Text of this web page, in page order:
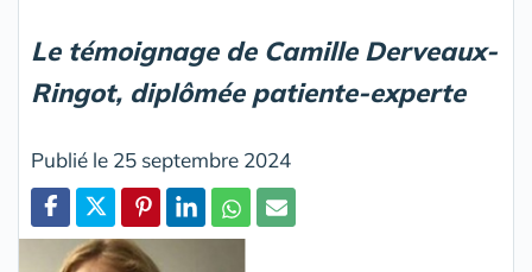
Le témoignage de Camille Derveaux-
Ringot, diplômée patiente-experte
Publié le 25 septembre 2024
Partager